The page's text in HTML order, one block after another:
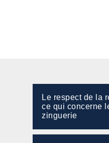
Le respect de la
ce qui concerne
zinguerie